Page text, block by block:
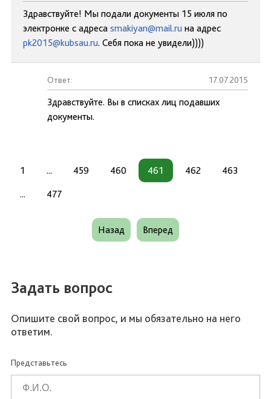
Здравствуйте! Мы подали документы 15 июля по
электронке с адреса smakiyan@mail.ru на адрес
pk2015@kubsau.ru. Себя пока не увидели))))
Ответ: 17.07.2015
Здравствуйте. Вы в списках лиц подавших
документы.
1 ... 459 460 461 462 463
... 477
Назад Вперед
Задать вопрос
Опишите свой вопрос, и мы обязательно на него
ответим.
Представьтесь